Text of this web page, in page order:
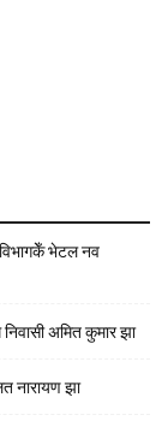
विभागकेँ भेटल नव
अमित कुमार झा
नारायण झा